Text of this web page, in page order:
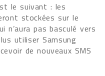
le suivant : les
stockées sur le
n’aura pas basculé vers
utiliser Samsung
de nouveaux SMS